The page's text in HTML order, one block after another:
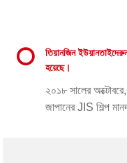
তিয়ানজিন
হয়েছে।
২০১৮ সালের
জাপানের JIS শিল্প